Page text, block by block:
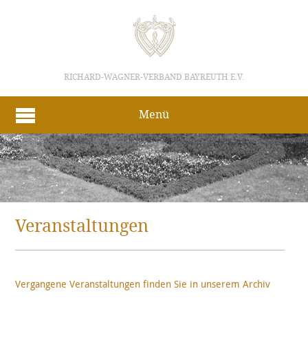
RICHARD-WAGNER-VERBAND BAYREUTH E.V.
Menü
Veranstaltungen
Vergangene Veranstaltungen finden Sie in unserem Archiv